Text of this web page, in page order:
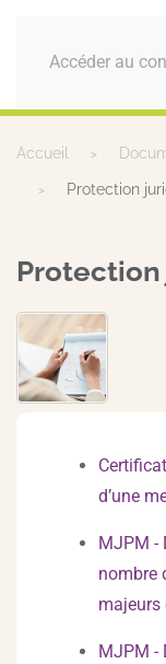
Accéder au
MENU
Accueil
Protection
d’une
MJPM -
nombre
majeurs
MJPM -